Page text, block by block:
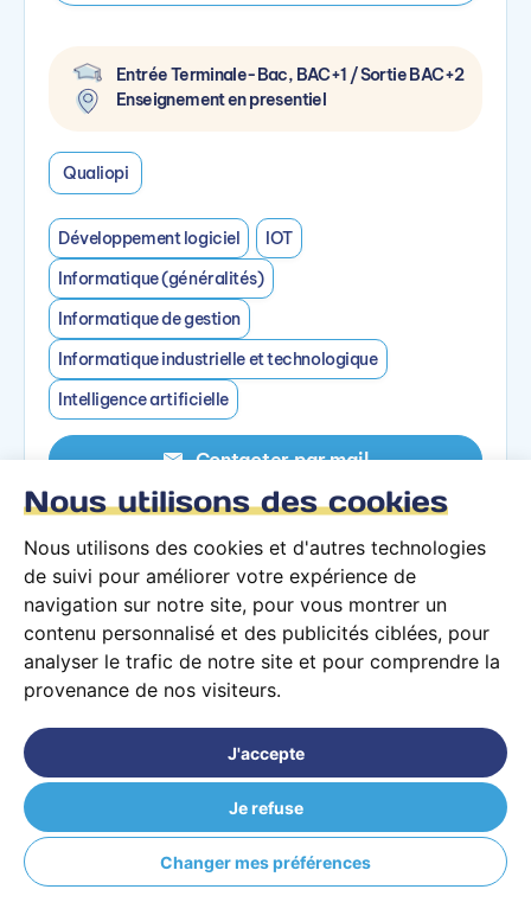
Nous utilisons des cookies
Nous utilisons des cookies et d'autres technologies
de suivi pour améliorer votre expérience de
navigation sur notre site, pour vous montrer un
contenu personnalisé et des publicités ciblées, pour
analyser le trafic de notre site et pour comprendre la
provenance de nos visiteurs.
J'accepte
Je refuse
Changer mes préférences
Entrée Terminale-Bac, BAC+1 / Sortie BAC+2
Enseignement en presentiel
Qualiopi
Développement logiciel
IOT
Informatique (généralités)
Informatique de gestion
Informatique industrielle et technologique
Intelligence artificielle
Contacter par mail
Voir la formation
Cursus Architecture des
systèmes d'information
École Hexagone Clermont-